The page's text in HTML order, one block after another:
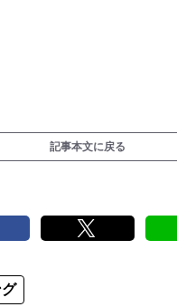
記事本文に戻る